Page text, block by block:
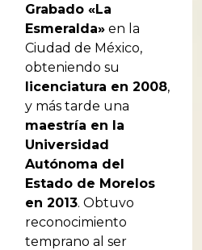
Grabado «La
Esmeralda» en la
Ciudad de México,
obteniendo su
licenciatura en 2008,
y más tarde una
maestría en la
Universidad
Autónoma del
Estado de Morelos
en 2013. Obtuvo
reconocimiento
temprano al ser